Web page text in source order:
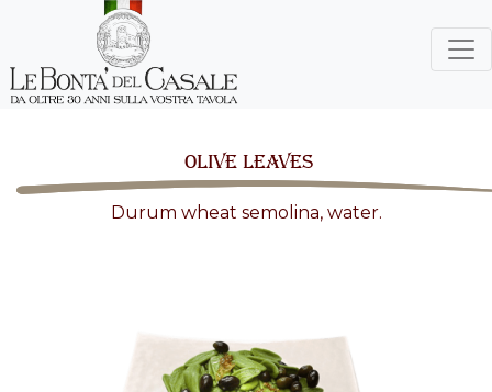
OLIVE LEAVES
Durum wheat semolina, water.